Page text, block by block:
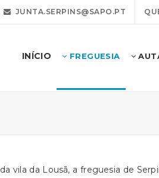
JUNTA.SERPINS@SAPO.PT
INÍCIO FREGUESIA
vila da Lousã, a freguesia de